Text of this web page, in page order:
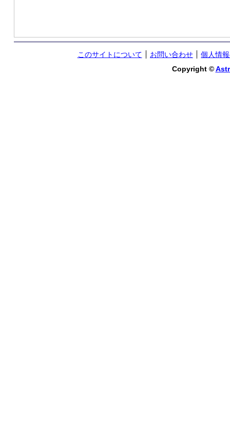
このサイトについて お問い合わせ
個人情
Copyright ©